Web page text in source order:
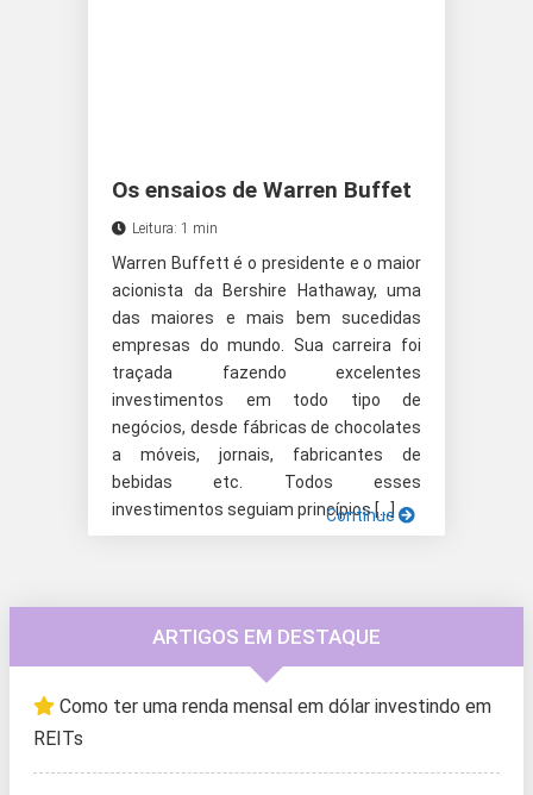
Os ensaios de Warren Buffet
Leitura: 1 min
Warren Buffett é o presidente e o maior
acionista da Bershire Hathaway, uma
das maiores e mais bem sucedidas
empresas do mundo. Sua carreira foi
traçada fazendo excelentes
investimentos em todo tipo de
negócios, desde fábricas de chocolates
a móveis, jornais, fabricantes de
bebidas etc. Todos esses
investimentos seguiam princípios […]
Continue
ARTIGOS EM DESTAQUE
Como ter uma renda mensal em dólar investindo em
REITs